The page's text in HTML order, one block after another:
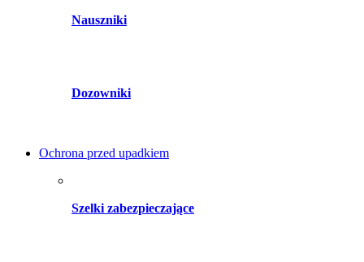
Nauszniki
Dozowniki
Ochrona przed upadkiem
Szelki zabezpieczające